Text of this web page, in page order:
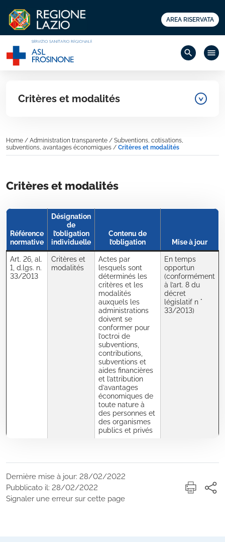
AREA RISERVATA
search menu
Critères et modalités
Home / Administration transparente / Subventions, cotisations,
subventions, avantages économiques / Critères et modalités
Critères et modalités
Référence
normative
Désignation
de
l’obligation
individuelle
Contenu de
l’obligation
Mise à jour
Art. 26, al.
1, d.lgs. n.
33/2013
Critères et
modalités
Actes par
lesquels sont
déterminés les
critères et les
modalités
auxquels les
administrations
doivent se
conformer pour
l’octroi de
subventions,
contributions,
subventions et
aides financières
et l’attribution
d’avantages
économiques de
toute nature à
des personnes et
des organismes
publics et privés
En temps
opportun
(conformément
à l’art. 8 du
décret
législatif n °
33/2013)
Dernière mise à jour: 28/02/2022
Pubblicato il: 28/02/2022
Signaler une erreur sur cette page